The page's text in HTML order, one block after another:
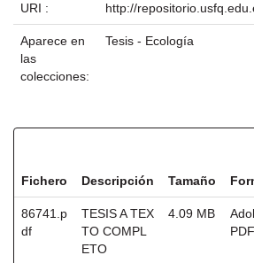
URI : http://
Aparece en
las
colecciones:
Tesis - Ecología
Fichero Descripción Tamaño
86741.p
df
TESIS A TEX
TO COMPL
ETO
4.09 MB
PDF